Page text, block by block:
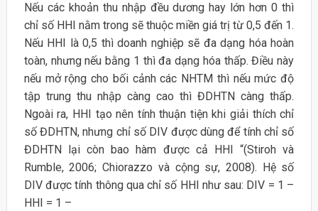
Nếu các khoản thu nhập đều dương hay lớn hơn 0 thì
chỉ số HHI nằm trong sẽ thuộc miền giá trị từ 0,5 đến 1.
Nếu HHI là 0,5 thì doanh nghiệp sẽ đa dạng hóa hoàn
toàn, nhưng nếu bằng 1 thì đa dạng hóa thấp. Điều này
nếu mở rộng cho bối cảnh các NHTM thì nếu mức độ
tập trung thu nhập càng cao thì ĐDHTN càng thấp.
Ngoài ra, HHI tạo nên tính thuận tiện khi giải thích chỉ
số ĐDHTN, nhưng chỉ số DIV được dùng để tính chỉ số
ĐDHTN lại còn bao hàm được cả HHI “(Stiroh và
Rumble, 2006; Chiorazzo và cộng sự, 2008). Hệ số
DIV được tính thông qua chỉ số HHI như sau: DIV = 1 –
HHI = 1 –